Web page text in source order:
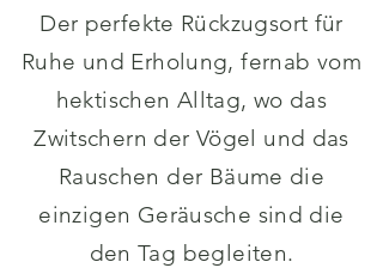
Der perfekte Rückzugsort für
Ruhe und Erholung, fernab vom
hektischen Alltag, wo das
Zwitschern der Vögel und das
Rauschen der Bäume die
einzigen Geräusche sind die
den Tag begleiten.